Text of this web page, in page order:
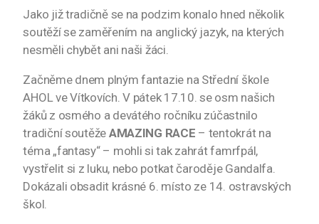
Jako již tradičně se na podzim konalo hned několik
soutěží se zaměřením na anglický jazyk, na kterých
nesměli chybět ani naši žáci.
Začněme dnem plným fantazie na Střední škole
AHOL ve Vítkovích. V pátek 17.10. se osm našich
žáků z osmého a devátého ročníku zúčastnilo
tradiční soutěže AMAZING RACE – tentokrát na
téma „fantasy“ – mohli si tak zahrát famrfpál,
vystřelit si z luku, nebo potkat čaroděje Gandalfa.
Dokázali obsadit krásné 6. místo ze 14. ostravských
škol.